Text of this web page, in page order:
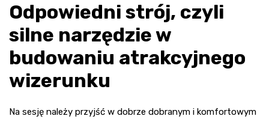
Odpowiedni strój, czyli
silne narzędzie w
budowaniu atrakcyjnego
wizerunku
Na sesję należy przyjść w dobrze dobranym i komfortowym